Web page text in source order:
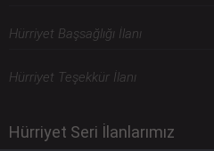
Hürriyet Başsağlığı İlanı
Hürriyet Teşekkür İlanı
Hürriyet Seri İlanlarımız